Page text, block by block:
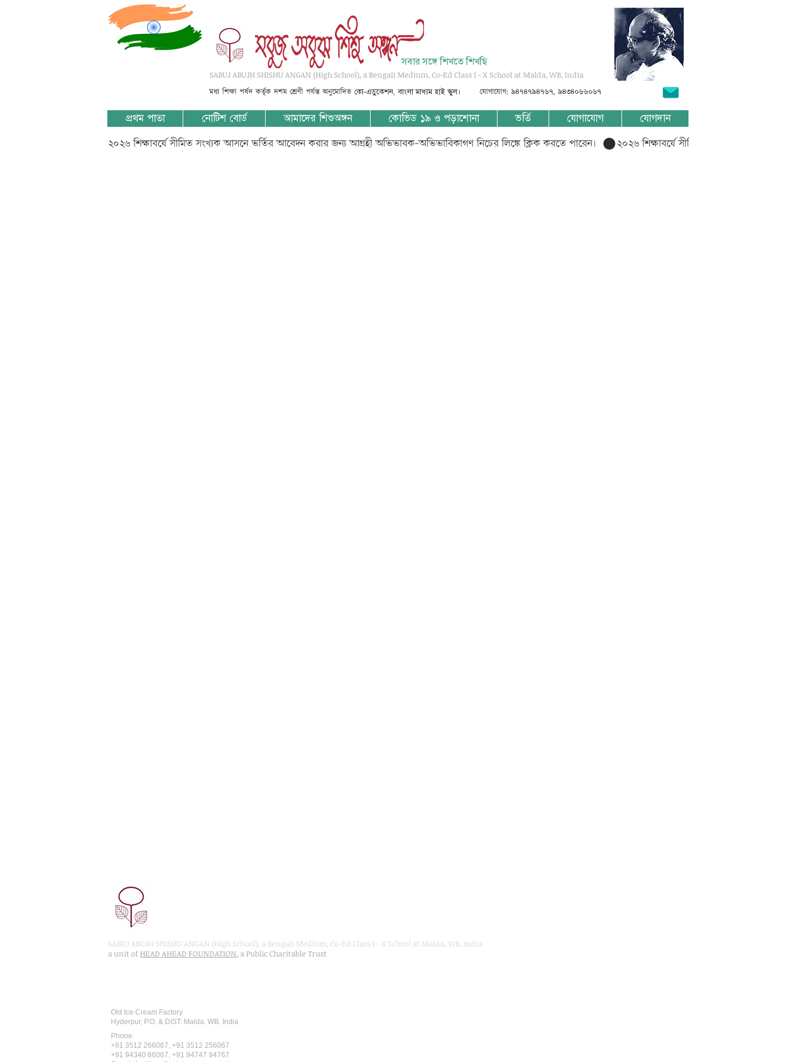
সবার সঙ্গে শিখতে শিখছি
SABUJ ABUJH SHISHU ANGAN (High School), a Bengali Medium, Co-Ed Class I - X School at Malda, WB, India
মধ্য শিক্ষা পর্ষদ কর্তৃক দশম শ্রেণী পর্যন্ত অনুমোদিত কো-এডুকেশন, বাংলা মাধ্যম হাই স্কুল। যোগাযোগ: ৯৪৭৪৭৯৪৭৬৭, ৯৪৩৪০৬৬০৬৭
প্রথম পাতা নোটিশ বোর্ড আমাদের শিশুঅঙ্গন কোভিড ১৯ ও পড়াশোনা ভর্তি যোগাযোগ যোগদান
২০২৬ শিক্ষাবর্ষে সীমিত সংখ্যক আসনে ভর্তির আবেদন করার জন্য আগ্রহী অভিভাবক-অভিভাবিকাগণ নিচের লিঙ্কে ক্লিক করতে পারেন।
SABUJ ABUJH SHISHU ANGAN (High School), a Bengali Medium, Co-Ed Class I - X School at Malda, WB, India
a unit ofHEAD AHEAD FOUNDATION, a Public Charitable Trust
Old Ice Cream Factory
Hyderpur, P.O. & DIST: Malda. WB. India
Phone:
+91 3512 266067, +91 3512 256067
+91 94340 66067, +91 94747 94767